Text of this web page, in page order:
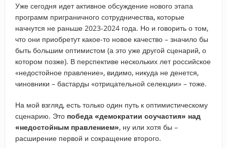
Уже сегодня идет активное обсуждение нового этапа
программ приграничного сотрудничества, которые
начнутся не раньше 2023-2024 года. Но и говорить о том,
что они приобретут какое-то новое качество – значило бы
быть большим оптимистом (а это уже другой сценарий, о
котором позже). В перспективе нескольких лет российское
«недостойное правление», видимо, никуда не денется,
чиновники – бастарды «отрицательной селекции» – тоже.
На мой взгляд, есть только один путь к оптимистическому
сценарию. Это победа «демократии соучастия» над
«недостойным правлением», ну или хотя бы –
расширение первой и сокращение второго.